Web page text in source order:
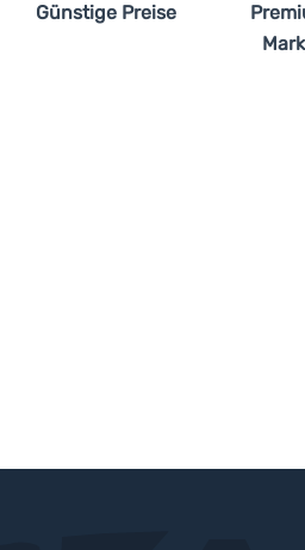
Günstige Preise